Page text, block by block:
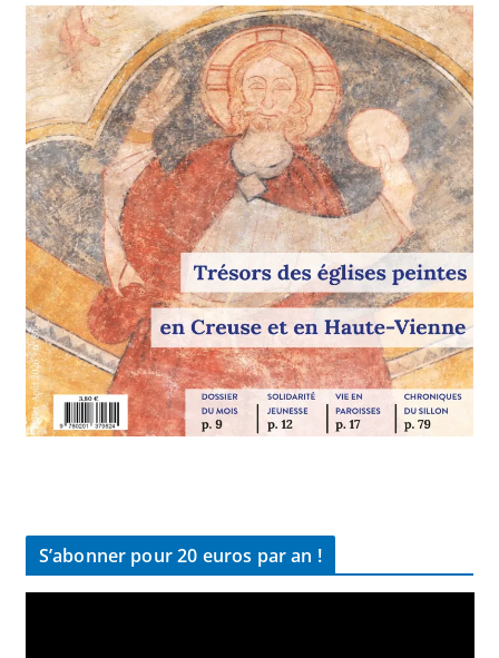
S’abonner pour 20 euros par an !